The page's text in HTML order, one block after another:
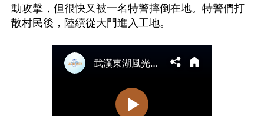
動攻擊，但很快又被一名特警摔倒在地。特警們打